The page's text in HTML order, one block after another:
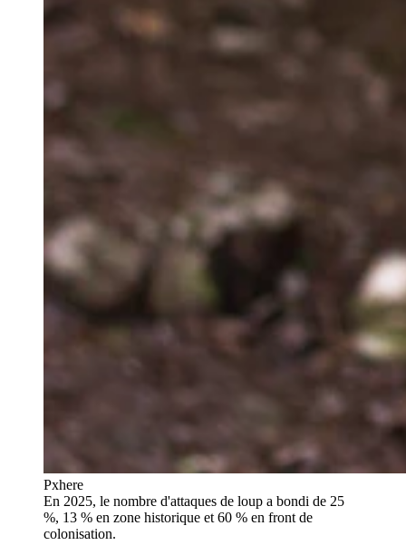
Pxhere
En 2025, le nombre d'attaques de loup a bondi de 25
%, 13 % en zone historique et 60 % en front de
colonisation.